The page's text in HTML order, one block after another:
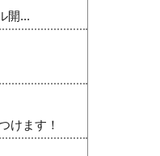
開...
けます！